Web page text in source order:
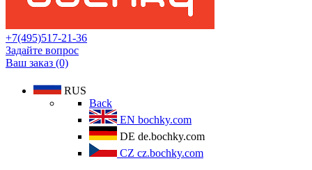
+7(495)517-21-36
Задайте вопрос
Ваш заказ (0)
RUS
Back
EN bochky.com
DE de.bochky.com
CZ cz.bochky.com